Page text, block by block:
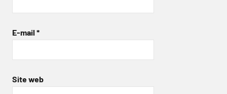
E-mail *
Site web